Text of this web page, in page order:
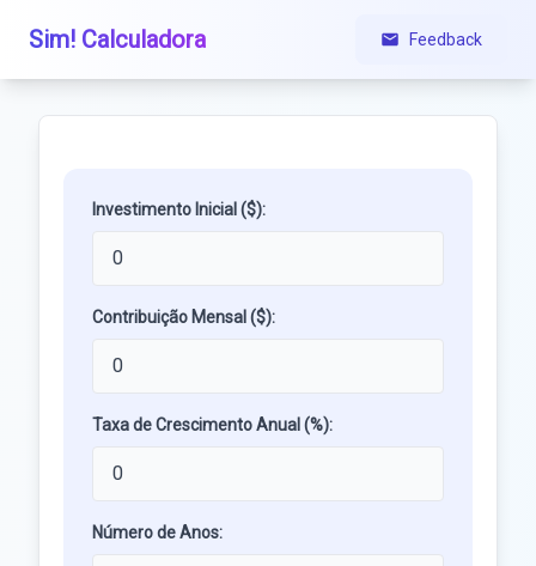
Sim! Calculadora Feedback
Investimento Inicial ($):
Contribuição Mensal ($):
Taxa de Crescimento Anual (%):
Número de Anos: